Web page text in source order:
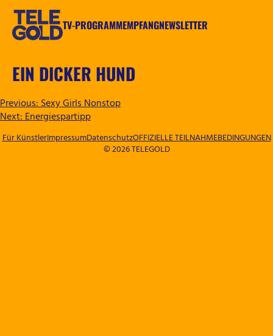
Zum
springen
TV-PROGRAMMEMPFANGNEWSLETTER
EIN DICKER HUND
BEITRAGSNAVIGATION
Previous:Sexy Girls Nonstop
Next:Energiespartipp
© 2026 TELEGOLD
Für KünstlerImpressumDatenschutzOFFIZIELLE TEILNAHMEBEDINGUNGEN